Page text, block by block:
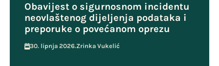
Obavijest o sigurnosnom incidentu
neovlaštenog dijeljenja podataka i
preporuke o povećanom oprezu
30. lipnja 2026.Zrinka Vukelić